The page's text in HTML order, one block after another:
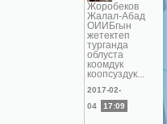
Жоробеков
Жалал-Абад
ОИИБгын
жетектеп
турганда
облуста
коомдук
коопсуздук...
2017-02-
04
17:09